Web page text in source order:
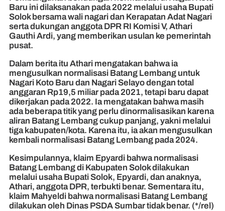
Baru ini dilaksanakan pada 2022 melalui usaha Bupati
Solok bersama wali nagari dan Kerapatan Adat Nagari
serta dukungan anggota DPR RI Komisi V, Athari
Gauthi Ardi, yang memberikan usulan ke pemerintah
pusat.
Dalam berita itu Athari mengatakan bahwa ia
mengusulkan normalisasi Batang Lembang untuk
Nagari Koto Baru dan Nagari Selayo dengan total
anggaran Rp19,5 miliar pada 2021, tetapi baru dapat
dikerjakan pada 2022. Ia mengatakan bahwa masih
ada beberapa titik yang perlu dinormalisasikan karena
aliran Batang Lembang cukup panjang, yakni melalui
tiga kabupaten/kota. Karena itu, ia akan mengusulkan
kembali normalisasi Batang Lembang pada 2024.
Kesimpulannya, klaim Epyardi bahwa normalisasi
Batang Lembang di Kabupaten Solok dilakukan
melalui usaha Bupati Solok, Epyardi, dan anaknya,
Athari, anggota DPR, terbukti benar. Sementara itu,
klaim Mahyeldi bahwa normalisasi Batang Lembang
dilakukan oleh Dinas PSDA Sumbar tidak benar. (*/rel)